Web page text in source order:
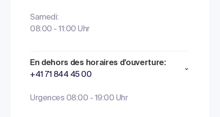
Samedi:
08:00 - 11:00 Uhr
En dehors des horaires d’ouverture:
+41 71 844 45 00
Urgences 08:00 - 19:00 Uhr